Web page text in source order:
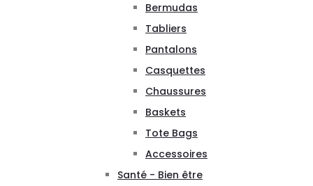
Bermudas
Tabliers
Pantalons
Casquettes
Chaussures
Baskets
Tote Bags
Accessoires
Santé - Bien être